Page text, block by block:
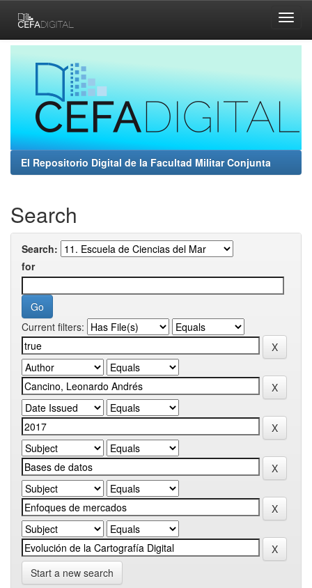
navigation
El Repositorio Digital de la Facultad Militar Conjunta
Search
Search:
for
Current filters:
Start a new search